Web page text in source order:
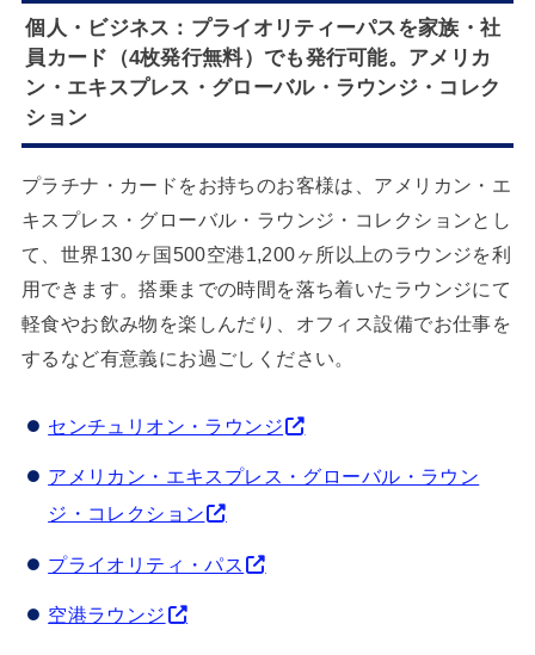
個人・ビジネス：プライオリティーパスを家族・社
員カード（4枚発行無料）でも発行可能。アメリカ
ン・エキスプレス・グローバル・ラウンジ・コレク
ション
プラチナ・カードをお持ちのお客様は、アメリカン・エ
キスプレス・グローバル・ラウンジ・コレクションとし
て、世界130ヶ国500空港1,200ヶ所以上のラウンジを利
用できます。搭乗までの時間を落ち着いたラウンジにて
軽食やお飲み物を楽しんだり、オフィス設備でお仕事を
するなど有意義にお過ごしください。
センチュリオン・ラウンジ
アメリカン・エキスプレス・グローバル・ラウン
ジ・コレクション
プライオリティ・パス
空港ラウンジ